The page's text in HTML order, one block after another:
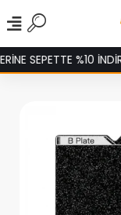
SEPETTE %10 İNDİRİM